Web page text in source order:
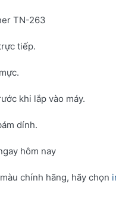
TN-263
tiếp.
khi lắp vào máy.
dính.
hôm nay
chính hãng, hãy chọn